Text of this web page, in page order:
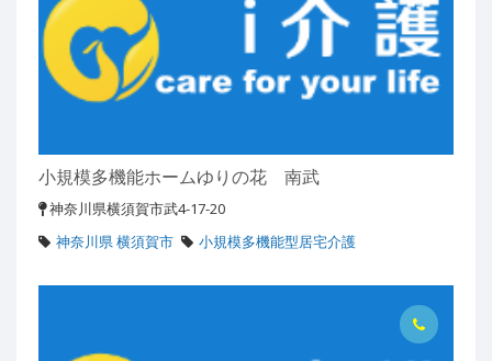
小規模多機能ホームゆりの花 南武
神奈川県横須賀市武4-17-20
神奈川県 横須賀市
小規模多機能型居宅介護